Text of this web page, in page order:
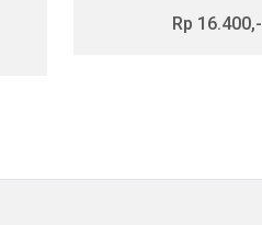
Rp 16.400,-